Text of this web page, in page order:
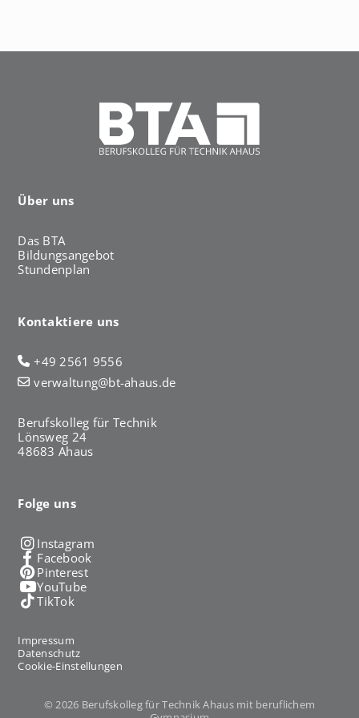
s
Über uns
Das BTA
Bildungsangebot
Stundenplan
Kontaktiere uns
+49 2561 9556
verwaltung@bt-ahaus.de
Berufskolleg für Technik
Lönsweg 24
48683 Ahaus
Folge uns
Instagram
Facebook
Pinterest
YouTube
TikTok
Impressum
Datenschutz
Cookie-Einstellungen
© 2026 Berufskolleg für Technik Ahaus mit beruflichem